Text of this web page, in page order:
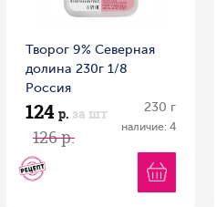
Творог 9% Северная
долина 230г 1/8
Россия
124 р. за шт
126 р.
230 г
наличие: 4